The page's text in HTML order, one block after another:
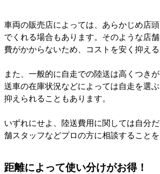
車両の販売店によっては、あらかじめ店
でくれる場合もあります。そのような店
費がかからないため、コストを安く抑える
また、一般的に自走での陸送は高くつき
送車の在庫状況などによっては自走を選
抑えられることもあります。
いずれにせよ、陸送費用に関しては自分
舗スタッフなどプロの方に相談することを
距離によって使い分けがお得！